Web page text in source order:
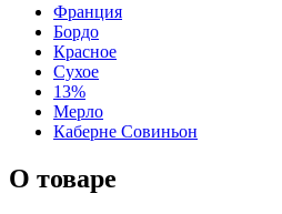
Франция
Бордо
Красное
Сухое
13%
Мерло
Каберне Совиньон
О товаре